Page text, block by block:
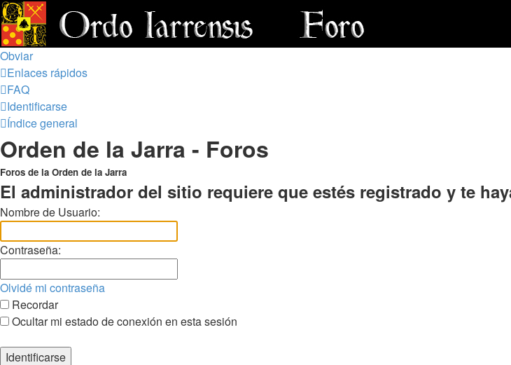
Obviar
Enlaces rápidos
FAQ
Identificarse
Índice general
Orden de la Jarra - Foros
Foros de la Orden de la Jarra
El administrador del sitio requiere que estés registrado y te
Nombre de Usuario:
Contraseña:
Olvidé mi contraseña
Recordar
Ocultar mi estado de conexión en esta sesión